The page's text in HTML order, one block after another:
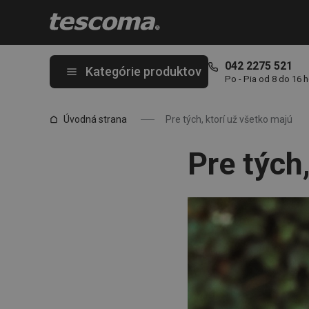
Kategórie produktov 042 2275 521
Po - Pia od 8 do 16
Úvodná strana Pre tých, ktorí už všetko majú
Pre